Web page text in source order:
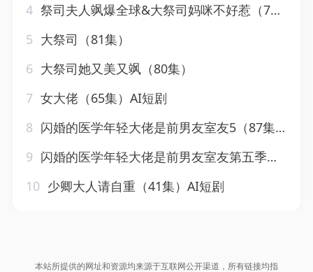
4 祭司夫人飒爆全球&大祭司妈咪不好惹（70集）鲜嘉臣&葛晓希
5 大祭司（81集）
6 大祭司她又美又飒（80集）
7 女大佬（65集）AI短剧
8 闪婚的医学年轻大佬是前男友室友5（87集）AI短剧
9 闪婚的医学年轻大佬是前男友室友第五季（87集）AI短剧
10 少卿大人请自重（41集）AI短剧
本站所提供的网址和资源均来源于互联网公开渠道，所有链接均指